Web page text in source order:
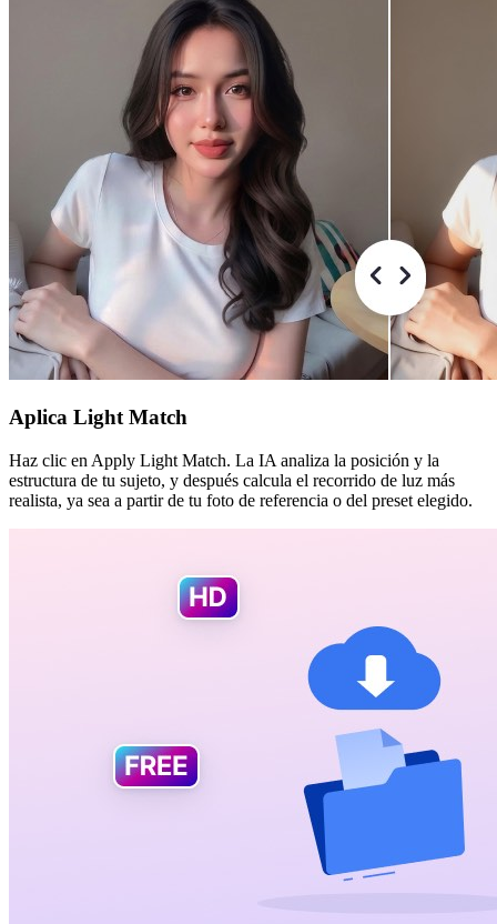
Aplica Light Match
Haz clic en Apply Light Match. La IA analiza la posición y la
estructura de tu sujeto, y después calcula el recorrido de luz más
realista, ya sea a partir de tu foto de referencia o del preset elegido.